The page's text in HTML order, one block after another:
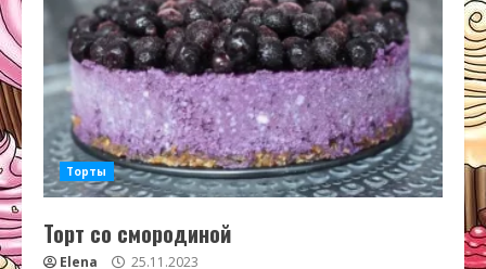
Торты
Торт со смородиной
Elena 25.11.2023